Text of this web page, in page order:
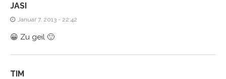
JASI
Januar 7, 2013 - 22:42
😀 Zu geil 🙂
TIM